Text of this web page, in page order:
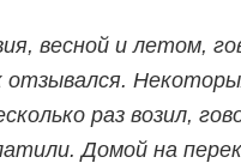
весной и летом,
отзывался. Н
раз возил,
Домой на